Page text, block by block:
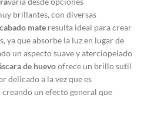
brillantes, con diversas
mate resulta ideal para crear
ya que absorbe la luz en lugar de
un aspecto suave y aterciopelado
de huevoofrece un brillo sutil
delicado a la vez que es
un efecto general que